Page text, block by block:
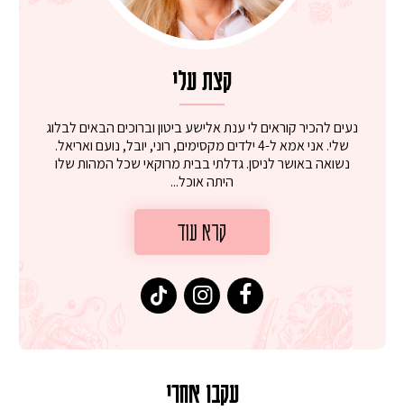
קצת עלי
נעים להכיר קוראים לי ענת אלישע ביטון וברוכים הבאים לבלוג
שלי. אני אמא ל-4 ילדים מקסימים, רוני, יובל, נועם ואריאל.
נשואה באושר לניסן. גדלתי בבית מרוקאי שכל המהות שלו
היתה אוכל...
קרא עוד
עקבו אחרי